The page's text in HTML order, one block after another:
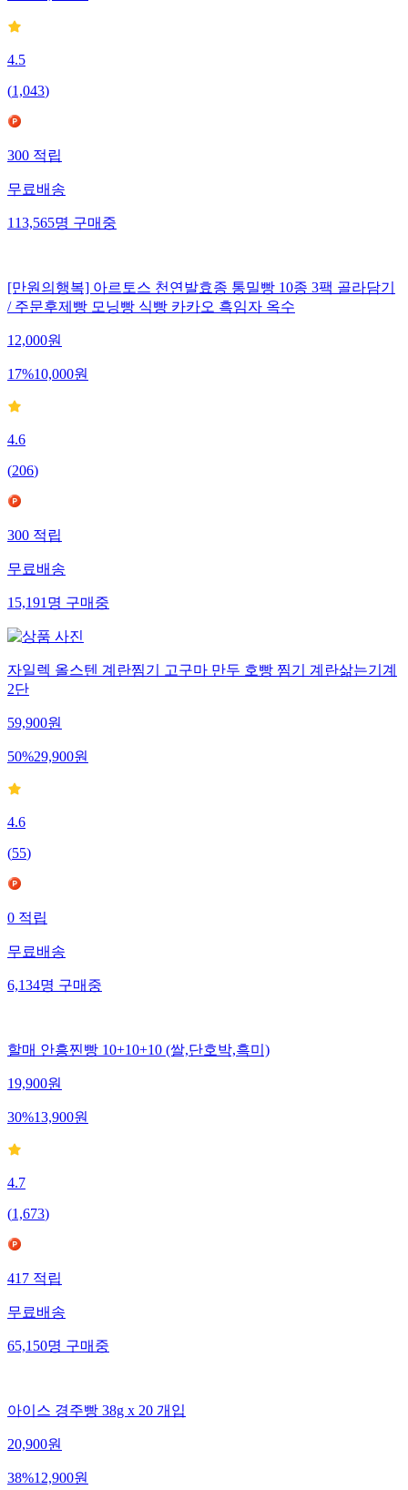
4.5
(1,043)
300적립
무료배송
113,565명구매중
[만원의행복] 아르토스 천연발효종 통밀빵 10종 3팩 골라담기
/ 주문후제빵 모닝빵 식빵 카카오 흑임자 옥수
12,000원
17%10,000원
4.6
(206)
300적립
무료배송
15,191명구매중
자일렉 올스텐 계란찜기 고구마 만두 호빵 찜기 계란삶는기계
2단
59,900원
50%29,900원
4.6
(55)
0적립
무료배송
6,134명구매중
할매 안흥찐빵 10+10+10 (쌀,단호박,흑미)
19,900원
30%13,900원
4.7
(1,673)
417적립
무료배송
65,150명구매중
아이스 경주빵 38g x 20 개입
20,900원
38%12,900원